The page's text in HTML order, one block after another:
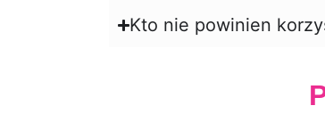
Kto nie powinien